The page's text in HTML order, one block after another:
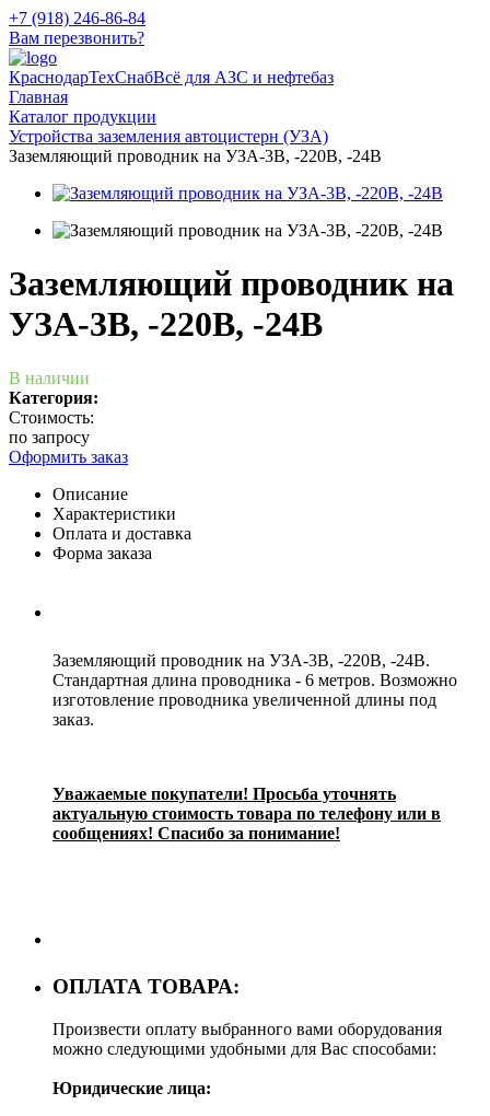
+7 (918) 246-86-84
Вам перезвонить?
КраснодарТехСнабВсё для АЗС и нефтебаз
Главная
Каталог продукции
Устройства заземления автоцистерн (УЗА)
Заземляющий проводник на УЗА-3В, -220В, -24В
Заземляющий проводник на
УЗА-3В, -220В, -24В
В наличии
Категория:
Стоимость:
по запросу
Оформить заказ
Описание
Характеристики
Оплата и доставка
Форма заказа
Заземляющий проводник на УЗА-3В, -220В, -24В.
Стандартная длина проводника - 6 метров. Возможно
изготовление проводника увеличенной длины под
заказ.
Уважаемые покупатели! Просьба уточнять
актуальную стоимость товара по телефону или в
сообщениях! Спасибо за понимание!
ОПЛАТА ТОВАРА:
Произвести оплату выбранного вами оборудования
можно следующими удобными для Вас способами:
Юридические лица: